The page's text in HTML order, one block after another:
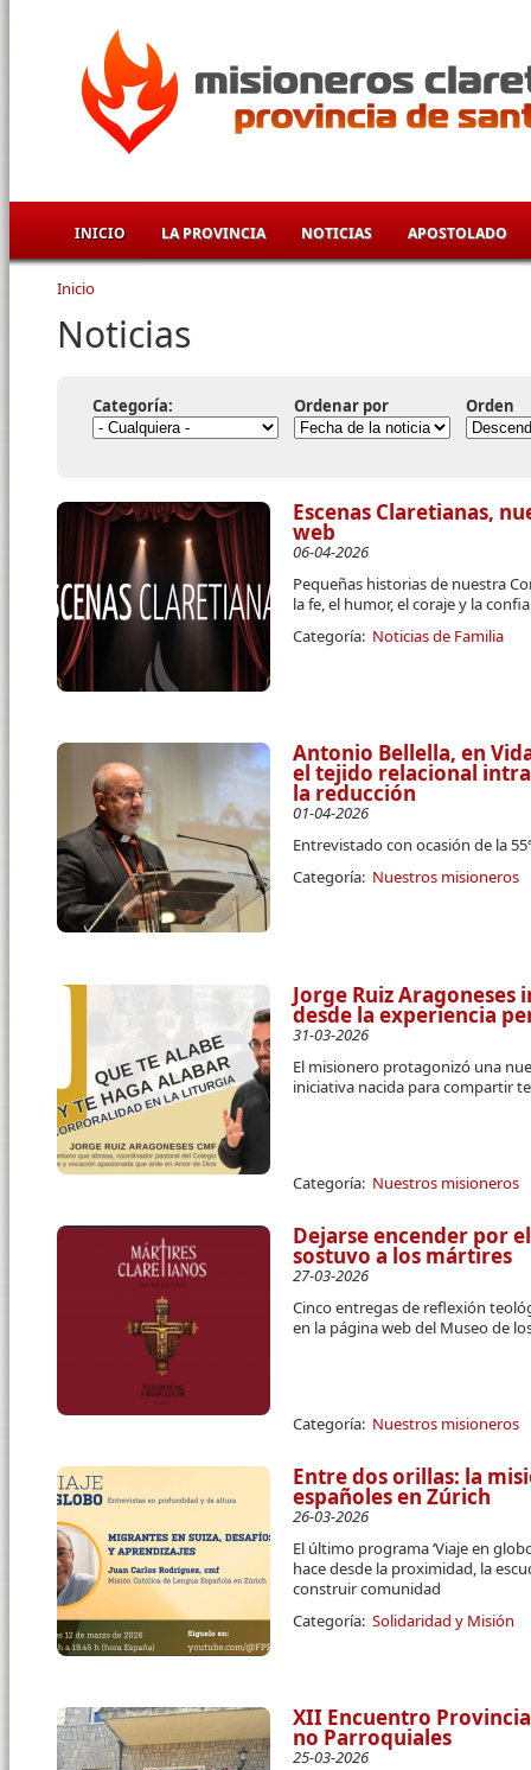
INICIO LA PROVINCIA NOTICIAS APOSTOLADO
Se encuentra usted aquí
Inicio
Noticias
Categoría: Ordenar por Orden
Escenas Claretianas,
web
06-04-2026
Pequeñas historias de nuestra
la fe, el humor, el coraje y la
Categoría: Noticias de Familia
Antonio Bellella, en
el tejido relacional
la reducción
01-04-2026
Entrevistado con ocasión de la
Categoría: Nuestros misioneros
Jorge Ruiz Aragoneses
desde la experiencia
31-03-2026
El misionero protagonizó una
iniciativa nacida para compartir
Categoría: Nuestros misioneros
Dejarse encender por
sostuvo a los mártires
27-03-2026
Cinco entregas de reflexión
en la página web del Museo de
Categoría: Nuestros misioneros
Entre dos orillas: la
españoles en Zúrich
26-03-2026
El último programa ‘Viaje en
hace desde la proximidad, la
construir comunidad
Categoría: Solidaridad y Misión
XII Encuentro
no Parroquiales
25-03-2026